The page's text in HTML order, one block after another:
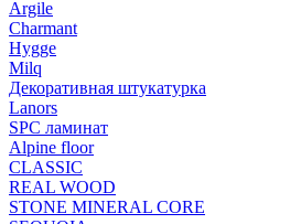
Argile
Charmant
Hygge
Milq
Декоративная штукатурка
Lanors
SPC ламинат
Alpine floor
CLASSIC
REAL WOOD
STONE MINERAL CORE